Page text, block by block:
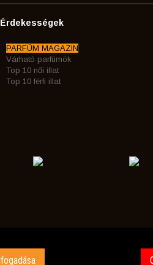
Érdekességek
PARFÜM MAGAZIN
Várható parfümök
Top 10 női illat
Top 10 férfi illat